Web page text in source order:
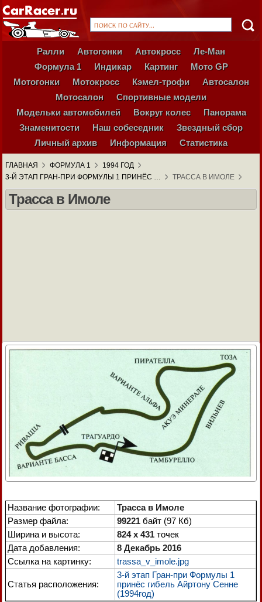
Ралли Автогонки Автокросс
Ле-Ман
Формула 1
Индикар Картинг
Мото GP
Мотогонки
Мотокросс Кэмел-трофи
Автосалон
Мотосалон
Спортивные модели
Модельки автомобилей
Вокруг колес
Панорама
Знаменитости
Наш собеседник
Звездный сбор
Личный архив
Информация Статистика
ГЛАВНАЯ ФОРМУЛА 1
1994 ГОД
3-Й ЭТАП ГРАН-ПРИ ФОРМУЛЫ 1 ПРИНЁС …
ТРАССА В ИМОЛЕ
Трасса в Имоле
Название фотографии:
Трасса в Имоле
Размер файла:
99221 байт (97 Кб)
Ширина и высота:
824 x 431 точек
Дата добавления:
8 Декабрь 2016
Ссылка на картинку:
trassa_v_imole.jpg
Статья расположения:
3-й этап Гран-при Формулы 1
принёс гибель Айртону Сенне
(1994год)